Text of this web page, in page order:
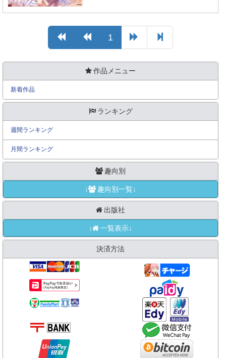
1
作品メニュー
新着作品
ランキング
週間ランキング
月間ランキング
趣向別
↓ 趣向別一覧↓
出版社
↓ 一覧表示↓
決済方法